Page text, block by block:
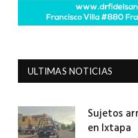
ULTIMAS NOTICIAS
Sujetos
en Ixtapa